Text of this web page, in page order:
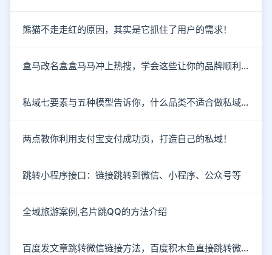
熊猫不走走红的原因，其实是它抓住了用户的需求！
盒马改名盒盒马马冲上热搜，学会这些让你的品牌顺利出圈！
私域七要素与五种模型告诉你，什么品类不适合做私域！
两点教你利用支付宝支付成功页，打造自己的私域！
跳转小程序接口：链接跳转到微信、小程序、公众号等
全域旅游案例,名片跳QQ的方法介绍
百度发文章跳转微信链接方法，百度积木鱼直接跳转微信